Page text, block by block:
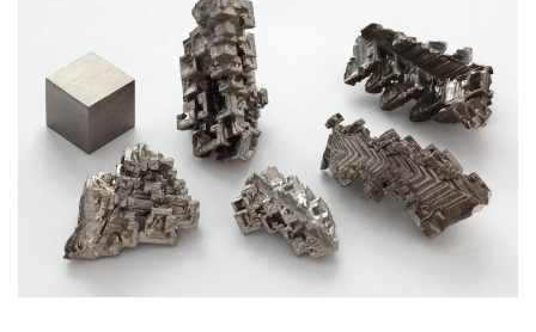
СТАТЬИ